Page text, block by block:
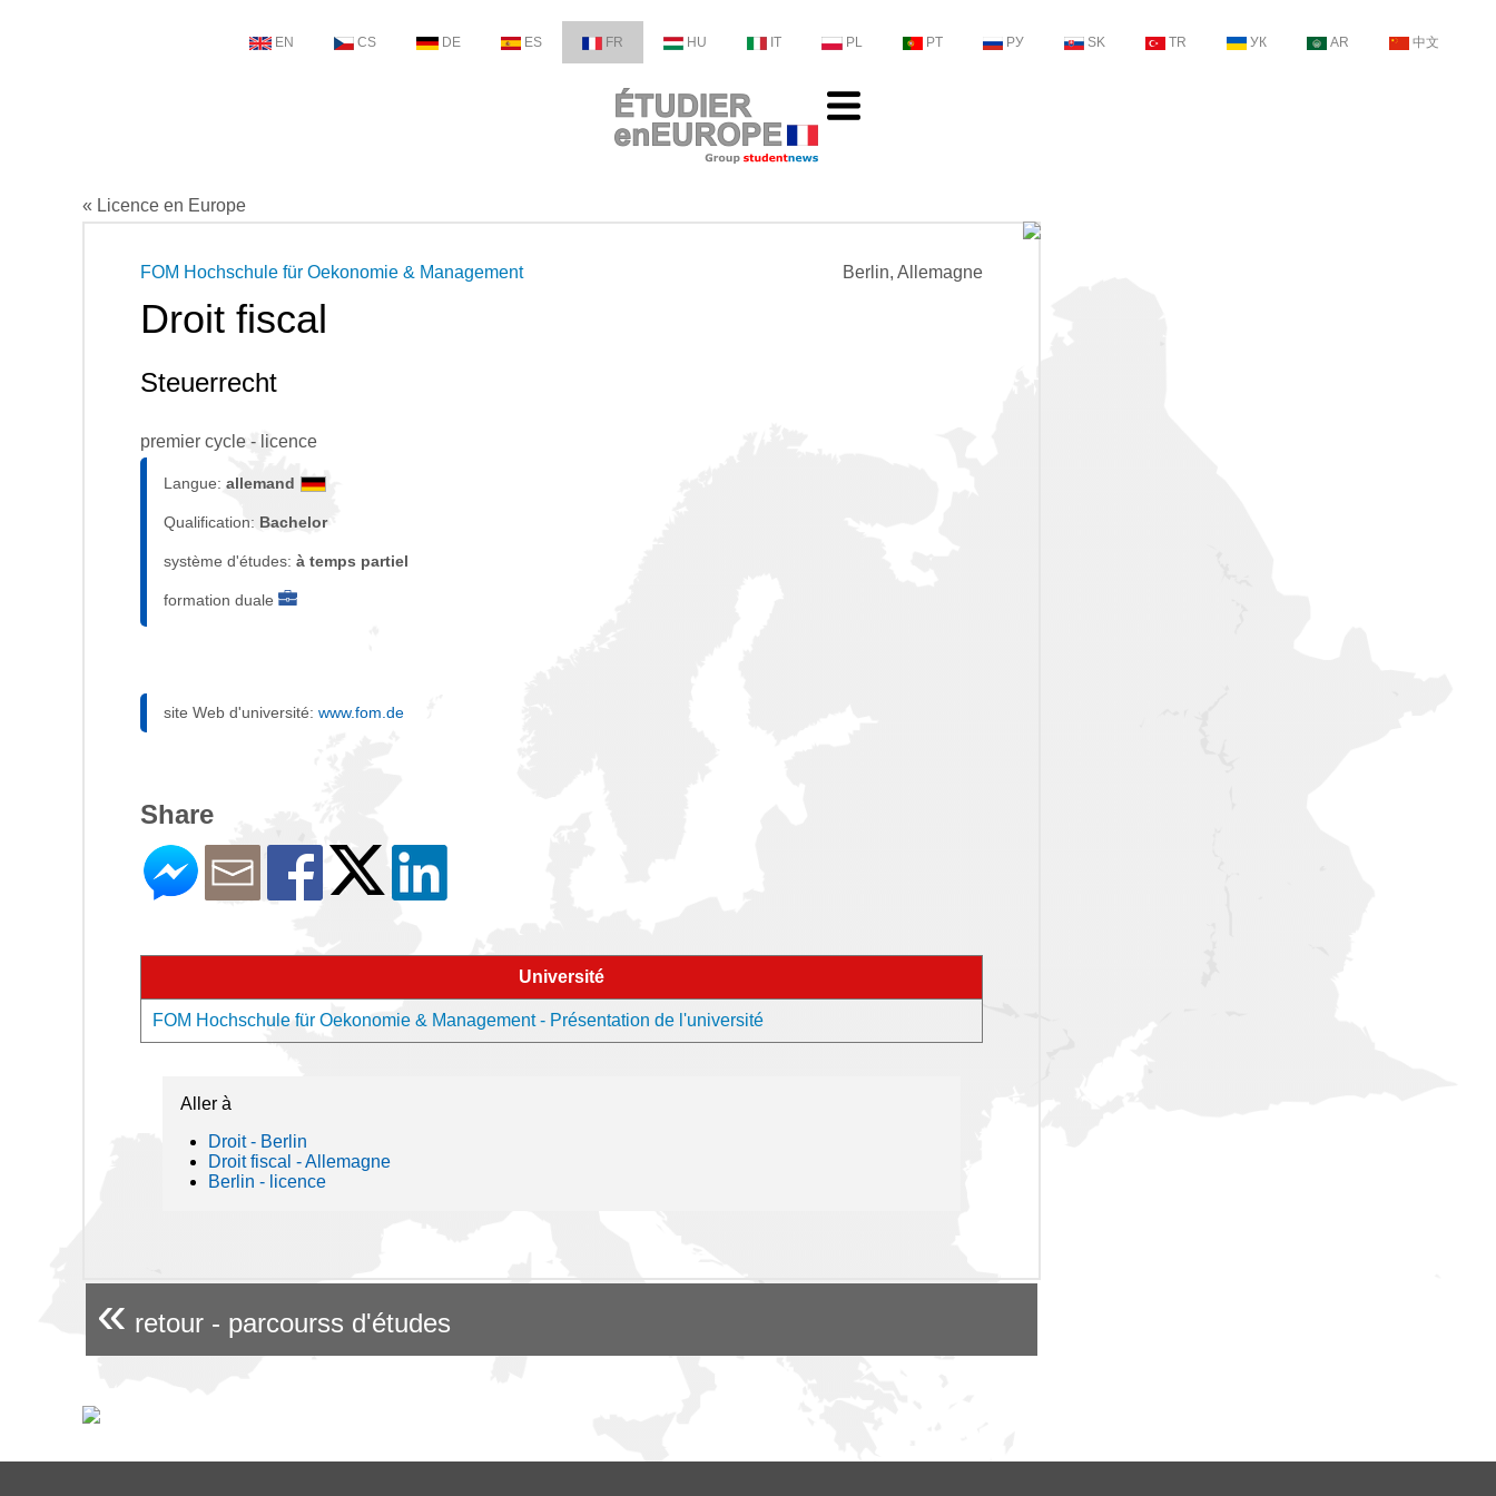
EN CS DE ES FR HU IT PL PT РУ SK TR УК AR 中文
« Licence en Europe
Berlin, Allemagne
FOM Hochschule für Oekonomie & Management
Droit fiscal
Steuerrecht
premier cycle - licence
Langue: allemand
Qualification: Bachelor
système d'études: à temps partiel
formation duale
site Web d'université: www.fom.de
Share
Université
FOM Hochschule für Oekonomie & Management - Présentation de l'université
Aller à
Droit - Berlin
Droit fiscal - Allemagne
Berlin - licence
« retour - parcourss d'études